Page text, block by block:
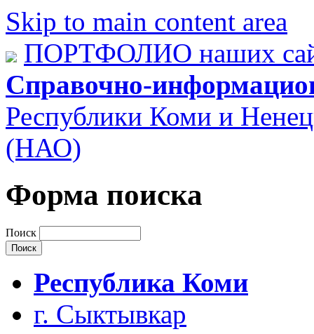
Skip to main content area
ПОРТФОЛИО наших
Справочно-
Республики Коми и
(НАО)
Форма поиска
Поиск
Республика Коми
г. Сыктывкар